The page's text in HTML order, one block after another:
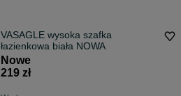
VASAGLE wysoka szafka
łazienkowa biała NOWA
Nowe
219 zł